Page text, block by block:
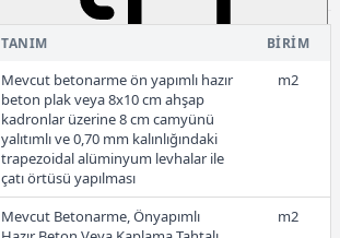
TANIM BIRIM
Mevcut betonarme ön yapımlı hazır
beton plak veya 8x10 cm ahşap
kadronlar üzerine 8 cm camyünü
yalıtımlı ve 0,70 mm kalınlığındaki
trapezoidal alüminyum levhalar ile
çatı örtüsü yapılması
m2
Mevcut Betonarme, Önyapımlı
m2